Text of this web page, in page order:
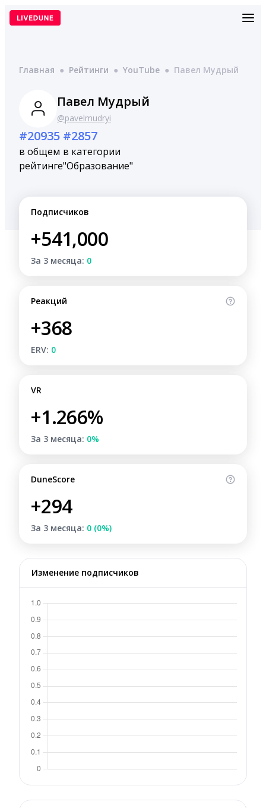
Перейти
Главная ● Рейтинги ● YouTube ● Павел Мудрый
Павел Мудрый
@pavelmudryi
#20935
в общем
рейтинге
#2857
в категории
"Образование"
Подписчиков
+541,000
За 3 месяца: 0
Реакций
+368
ERV: 0
VR
+1.266%
За 3 месяца: 0%
DuneScore
+294
За 3 месяца: 0 (0%)
Изменение подписчиков